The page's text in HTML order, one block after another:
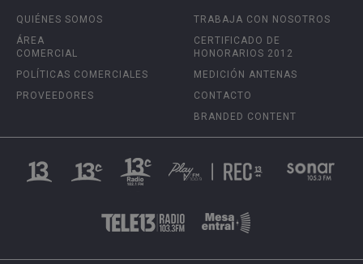
QUIÉNES SOMOS
ÁREA
COMERCIAL
POLÍTICAS COMERCIALES
PROVEEDORES
TRABAJA CON NOSOTROS
CERTIFICADO DE
HONORARIOS 2012
MEDICIÓN ANTENAS
CONTACTO
BRANDED CONTENT